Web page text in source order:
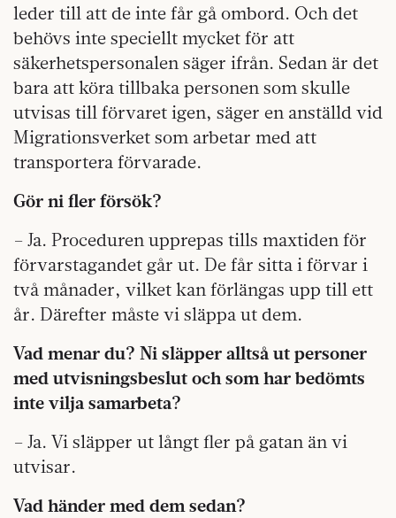
leder till att de inte får gå ombord. Och det
behövs inte speciellt mycket för att
säkerhetspersonalen säger ifrån. Sedan är det
bara att köra tillbaka personen som skulle
utvisas till förvaret igen, säger en anställd vid
Migrationsverket som arbetar med att
transportera förvarade.
Gör ni fler försök?
– Ja. Proceduren upprepas tills maxtiden för
förvarstagandet går ut. De får sitta i förvar i
två månader, vilket kan förlängas upp till ett
år. Därefter måste vi släppa ut dem.
Vad menar du? Ni släpper alltså ut personer
med utvisningsbeslut och som har bedömts
inte vilja samarbeta?
– Ja. Vi släpper ut långt fler på gatan än vi
utvisar.
Vad händer med dem sedan?